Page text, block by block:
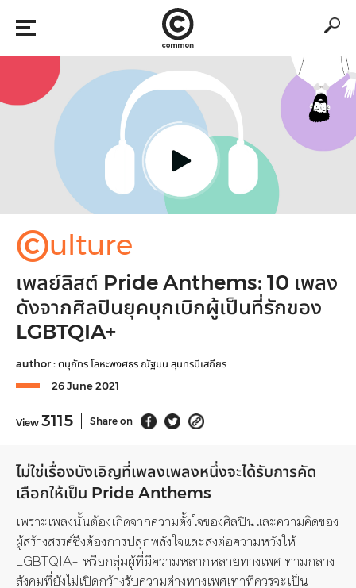
©ulture
เพลย์ลิสต์ Pride Anthems: 10 เพลง
ดังจากศิลปินยุคบุกเบิกผู้เป็นที่รักของ
LGBTQIA+
author :ตนุภัทร โลหะพงศธร ณัฐมน สุนทรมีเสถียร
26 June 2021
View 3115 Share on
ไม่ใช่เรื่องบังเอิญที่เพลงเพลงหนึ่งจะได้รับการคัด
เลือกให้เป็น Pride Anthems
เพราะเพลงนั้นต้องเกิดจากความตั้งใจของศิลปินและความคิดของ
ผู้สร้างสรรค์ซึ่งต้องการปลุกพลังใจและส่งต่อความหวังให้
LGBTQIA+ หรือกลุ่มผู้ที่มีความหลากหลายทางเพศ ท่ามกลาง
สังคมที่ยังไม่เปิดกว้างรับความต่างทางเพศเท่าที่ควรจะเป็น